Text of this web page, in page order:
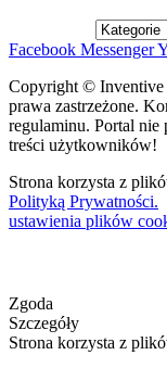
Facebook Messenger
Copyright © Inventive
prawa zastrzeżone.
regulaminu. Portal
treści użytkowników!
Strona korzysta z
Polityką Prywatności.
ustawienia plików
Zgoda
Szczegóły
Strona korzysta z